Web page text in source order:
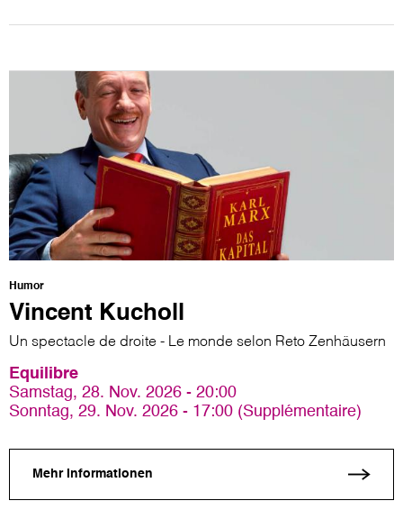
Humor
Vincent Kucholl
Un spectacle de droite - Le monde selon Reto Zenhäusern
Equilibre
Samstag, 28. Nov. 2026 - 20:00
Sonntag, 29. Nov. 2026 - 17:00 (Supplémentaire)
Mehr Informationen